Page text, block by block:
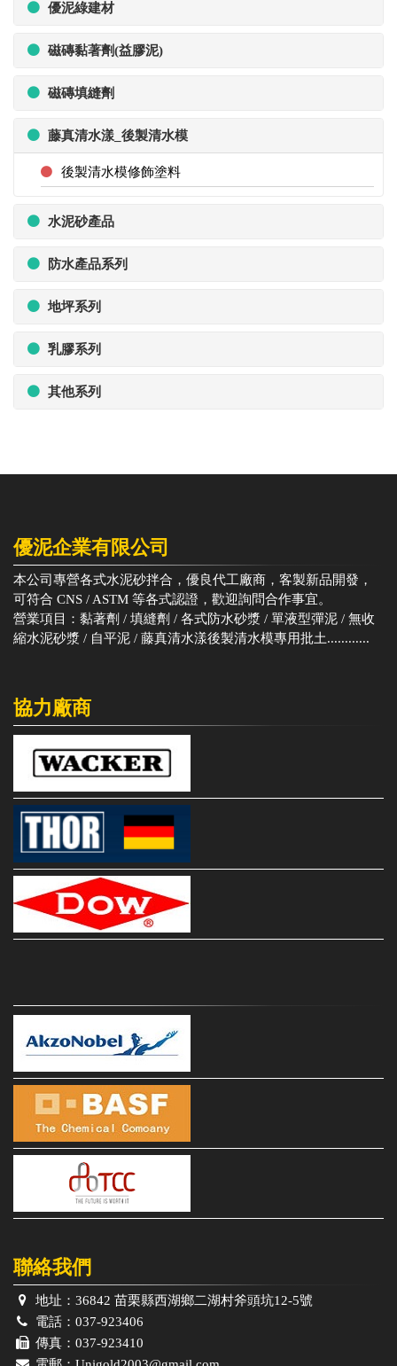
優泥綠建材
磁磚黏著劑(益膠泥)
磁磚填縫劑
藤真清水漾_後製清水模
後製清水模修飾塗料
水泥砂產品
防水產品系列
地坪系列
乳膠系列
其他系列
優泥企業有限公司
本公司專營各式水泥砂拌合，優良代工廠商，客製新品開發，
可符合 CNS / ASTM 等各式認證，歡迎詢問合作事宜。
營業項目：黏著劑 / 填縫劑 / 各式防水砂漿 / 單液型彈泥 / 無收
縮水泥砂漿 / 自平泥 / 藤真清水漾後製清水模專用批土............
協力廠商
聯絡我們
地址： 36842 苗栗縣西湖鄉二湖村斧頭坑12-5號
電話： 037-923406
傳真： 037-923410